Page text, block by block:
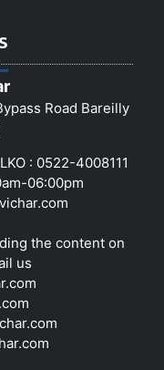
Road Bareilly
: 0522-4008111
06:00pm
the content on
us